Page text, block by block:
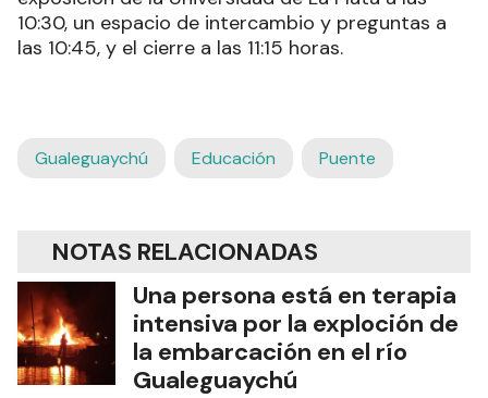
10:30, un espacio de intercambio y preguntas a
las 10:45, y el cierre a las 11:15 horas.
Gualeguaychú Educación Puente
NOTAS RELACIONADAS
Una persona está en terapia
intensiva por la exploción de
la embarcación en el río
Gualeguaychú